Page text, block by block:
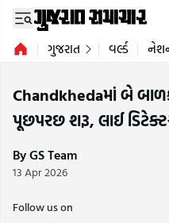
ગુજરાત વર્લ્ડ
Chandkhedaમાં બે
પૂછપરછ શરૂ, લાઈ
By GS Team
13 Apr 2026
Follow us on